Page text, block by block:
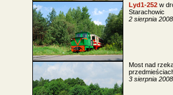
Lyd1-252w
Starachowic
2 sierpnia 2008
Most nad
3 sierpnia 2008